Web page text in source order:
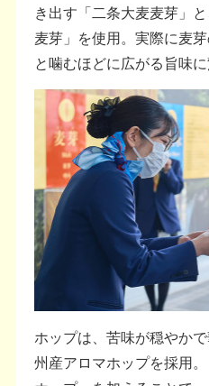
き出す「二条大麦麦芽」
麦芽」を使用。実際に麦
と噛むほどに広がる旨味に
ホップは、苦味が穏やか
州産アロマホップを採用